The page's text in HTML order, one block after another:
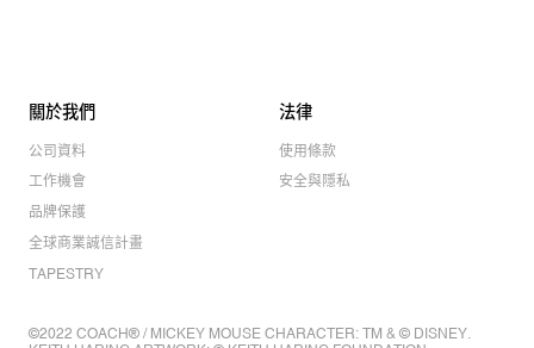
關於我們
公司資料
工作機會
品牌保護
全球商業誠信計畫
TAPESTRY
法律
使用條款
安全與隱私
©2022 COACH® / MICKEY MOUSE CHARACTER: TM & © DISNEY.